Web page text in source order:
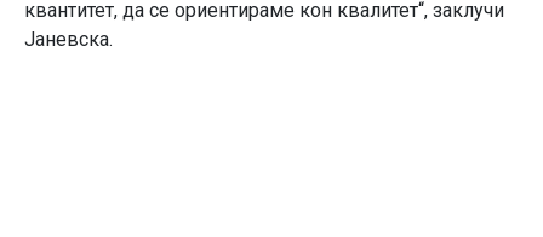
квантитет, да се ориентираме кон квалитет“, заклучи
Јаневска.